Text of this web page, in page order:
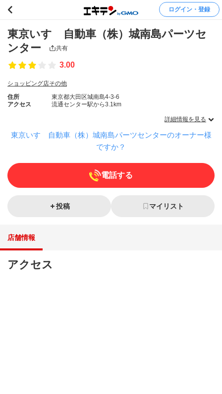
ログイン・登録
東京いすゞ自動車（株）城南島パーツセ
ンター
共有
3.00
ショッピング店その他
住所
東京都大田区城南島4-3-6
アクセス
流通センター駅から3.1km
詳細情報を見る
東京いすゞ自動車（株）城南島パーツセンターのオーナー様
ですか？
電話する
投稿 マイリスト
店舗情報
アクセス